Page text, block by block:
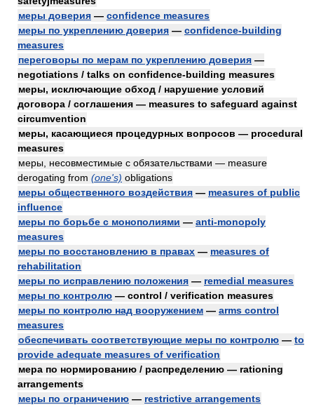
меры доверия — confidence measures
меры по укреплению доверия — confidence-building
measures
переговоры по мерам по укреплению доверия —
negotiations / talks on confidence-building measures
меры, исключающие обход / нарушение условий
договора / соглашения — measures to safeguard against
circumvention
меры, касающиеся процедурных вопросов — procedural
measures
меры, несовместимые с обязательствами — measure
derogating from (one's) obligations
меры общественного воздействия — measures of public
influence
меры по борьбе с монополиями — anti-monopoly
measures
меры по восстановлению в правах — measures of
rehabilitation
меры по исправлению положения — remedial measures
меры по контролю — control / verification measures
меры по контролю над вооружением — arms control
measures
обеспечивать соответствующие меры по контролю — to
provide adequate measures of verification
мера по нормированию / распределению — rationing
arrangements
меры по ограничению — restrictive arrangements